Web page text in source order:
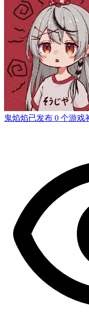
鬼焰焰已发布 0 个游戏